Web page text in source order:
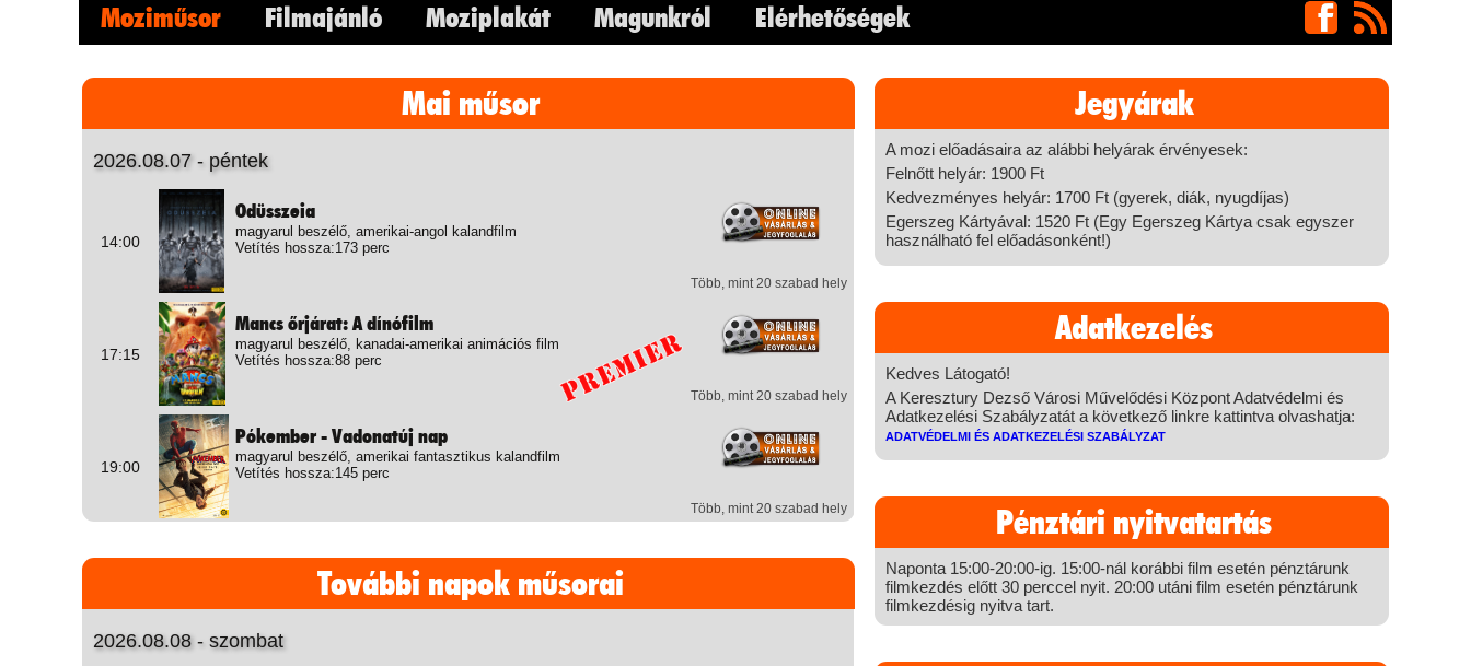
Moziműsor Filmajánló Moziplakát Magunkról Elérhetőségek
Mai műsor
2026.08.07 - péntek
14:00
Odüsszeia
magyarul beszélő, amerikai-angol kalandfilm
Vetítés hossza:173 perc
Több, mint 20 szabad hely
17:15
Mancs őrjárat: A dínófilm
magyarul beszélő, kanadai-amerikai animációs film
Vetítés hossza:88 perc
Több, mint 20 szabad hely
19:00
Pókember - Vadonatúj nap
magyarul beszélő, amerikai fantasztikus kalandfilm
Vetítés hossza:145 perc
Több, mint 20 szabad hely
További napok műsorai
2026.08.08 - szombat
Jegyárak
A mozi előadásaira az alábbi helyárak érvényesek:
Felnőtt helyár: 1900 Ft
Kedvezményes helyár: 1700 Ft (gyerek, diák, nyugdíjas)
Egerszeg Kártyával: 1520 Ft (Egy Egerszeg Kártya csak egyszer
használható fel előadásonként!)
Adatkezelés
Kedves Látogató!
A Keresztury Dezső Városi Művelődési Központ Adatvédelmi és
Adatkezelési Szabályzatát a következő linkre kattintva olvashatja:
Adatvédelmi és Adatkezelési Szabályzat
Pénztári nyitvatartás
Naponta 15:00-20:00-ig. 15:00-nál korábbi film esetén pénztárunk
filmkezdés előtt 30 perccel nyit. 20:00 utáni film esetén pénztárunk
filmkezdésig nyitva tart.